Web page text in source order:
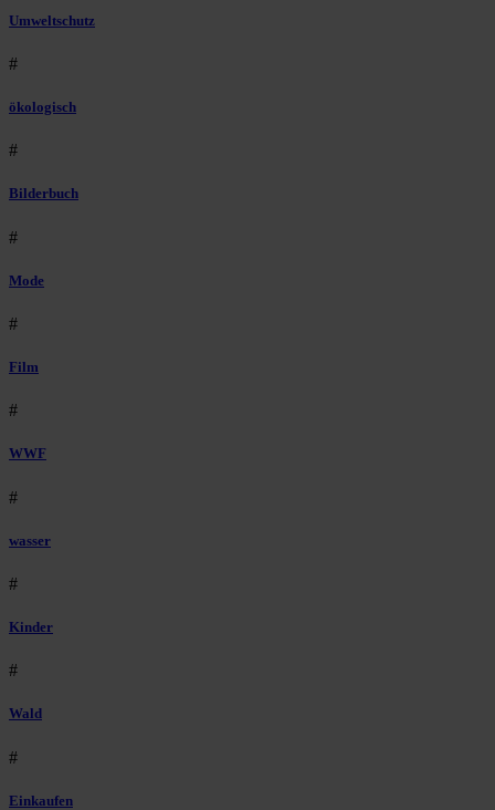
Umweltschutz
#
ökologisch
#
Bilderbuch
#
Mode
#
Film
#
WWF
#
wasser
#
Kinder
#
Wald
#
Einkaufen